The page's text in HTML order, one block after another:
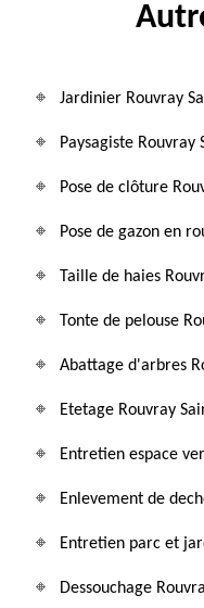
Jardinier Rouvray
Paysagiste Rouvray
Pose de clôture
Pose de gazon en
Taille de haies
Tonte de pelouse
Abattage d'arbres
Etetage Rouvray
Entretien espace
Enlevement de
Entretien parc et
Dessouchage